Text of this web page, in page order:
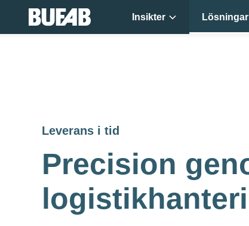
Insikter Lösningar
Leverans i tid
Precision